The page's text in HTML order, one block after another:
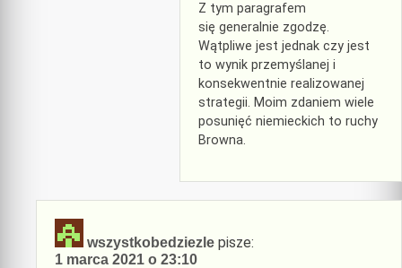
Z tym paragrafem
się generalnie zgodzę.
Wątpliwe jest jednak czy jest
to wynik przemyślanej i
konsekwentnie realizowanej
strategii. Moim zdaniem wiele
posunięć niemieckich to ruchy
Browna.
wszystkobedziezle pisze:
1 marca 2021 o 23:10